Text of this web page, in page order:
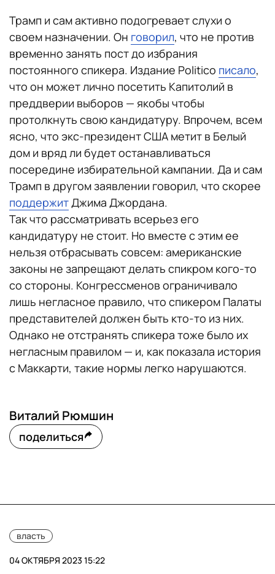
Трамп и сам активно подогревает слухи о
своем назначении. Он говорил, что не против
временно занять пост до избрания
постоянного спикера. Издание Politico писало,
что он может лично посетить Капитолий в
преддверии выборов — якобы чтобы
протолкнуть свою кандидатуру. Впрочем, всем
ясно, что экс-президент США метит в Белый
дом и вряд ли будет останавливаться
посередине избирательной кампании. Да и сам
Трамп в другом заявлении говорил, что скорее
поддержит Джима Джордана.
Так что рассматривать всерьез его
кандидатуру не стоит. Но вместе с этим ее
нельзя отбрасывать совсем: американские
законы не запрещают делать спикром кого-то
со стороны. Конгрессменов ограничивало
лишь негласное правило, что спикером Палаты
представителей должен быть кто-то из них.
Однако не отстранять спикера тоже было их
негласным правилом — и, как показала история
с Маккарти, такие нормы легко нарушаются.
Виталий Рюмшин
поделиться
власть
04 ОКТЯБРЯ 2023 15:22